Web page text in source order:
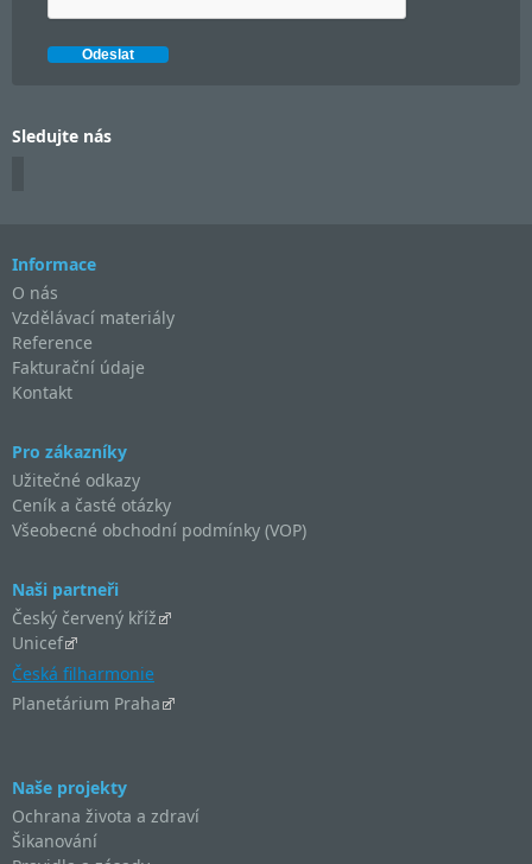
Sledujte nás
Informace
O nás
Vzdělávací materiály
Reference
Fakturační údaje
Kontakt
Pro zákazníky
Užitečné odkazy
Ceník a časté otázky
Všeobecné obchodní podmínky (VOP)
Naši partneři
Český červený kříž
Unicef
Česká filharmonie
Planetárium Praha
Naše projekty
Ochrana života a zdraví
Šikanování